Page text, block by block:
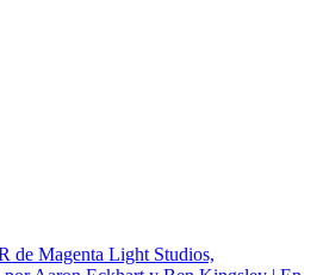
de Magenta Light Studios,